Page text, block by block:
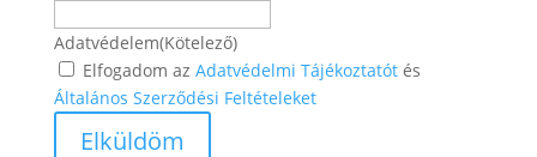
Adatvédelem(Kötelező)
Elfogadom az Adatvédelmi Tájékoztatótés
Általános Szerződési Feltételeket